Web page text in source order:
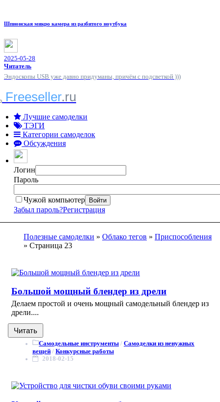
Шпионская микро камера из разбитого ноутбука
2025-05-28
Читатель
Эндоскопы USB уже давно придуманы, причём с подсветкой )))
Freeseller.ru
Лучшие самоделки
ТЭГИ
Категории самоделок
Обсуждения
Логин
Пароль
Чужой компьютер Войти
Забыл пароль?Регистрация
Полезные самоделки » Облако тегов » Приспособления
» Страница 23
Большой мощный блендер из дрели
Делаем простой и очень мощный самодельный блендер из
дрели....
Читать
Самодельные инструменты / Самоделки из ненужных
вещей / Конкурсные работы
2018-02-15